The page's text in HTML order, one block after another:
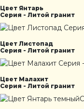
Цвет Янтарь
Серия - Литой гранит
Цвет Листопад
Серия - Литой гранит
Цвет Малахит
Серия - Литой гранит